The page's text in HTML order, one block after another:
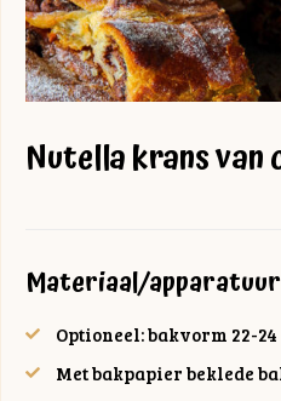
Nutella krans van
Materiaal/apparatuur
Optioneel: bakvorm 22-24
Met bakpapier beklede